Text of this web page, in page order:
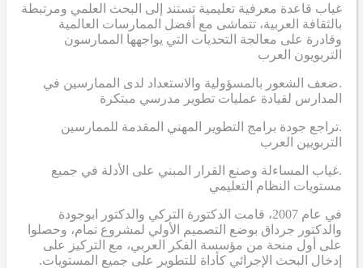
غياب قاعدة معرفية تعليمية تستند إلى البحث العلمي ومرتبطة
بالثقافة العربية، تتماشى مع أفضل الممارسات العالمية
وقادرة على معالجة التحديات التي يواجهها الممارسون
التربويون العرب
.ضعف الشعور بالمسؤولية والاستعداد لدى الممارسين في
المدارس لقيادة عمليات تطوير مدرسي مبتكرة
.تراجع جودة برامج التطوير المهني المقدمة للممارسين
التربويين العرب
.غياب المساءلة وصنع القرار المبني على الأدلة في جميع
مستويات النظام التعليمي
في عام 2007، قامت الدكتورة التركي والدكتور ابوجودة
والدكتور جرداق بوضع التصميم الأولي لمشروع تمام، وحصلوا
على أول منحة من مؤسسة الفكر العربي، مع التركيز على
إدخال البحث الإجرائي كأداة للتطوير على جميع المستويات.